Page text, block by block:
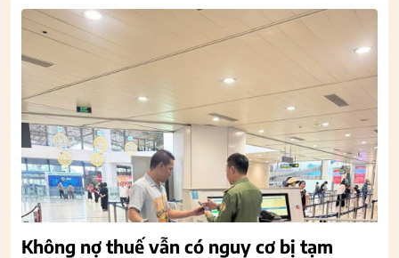
Không nợ thuế vẫn có nguy cơ bị tạm